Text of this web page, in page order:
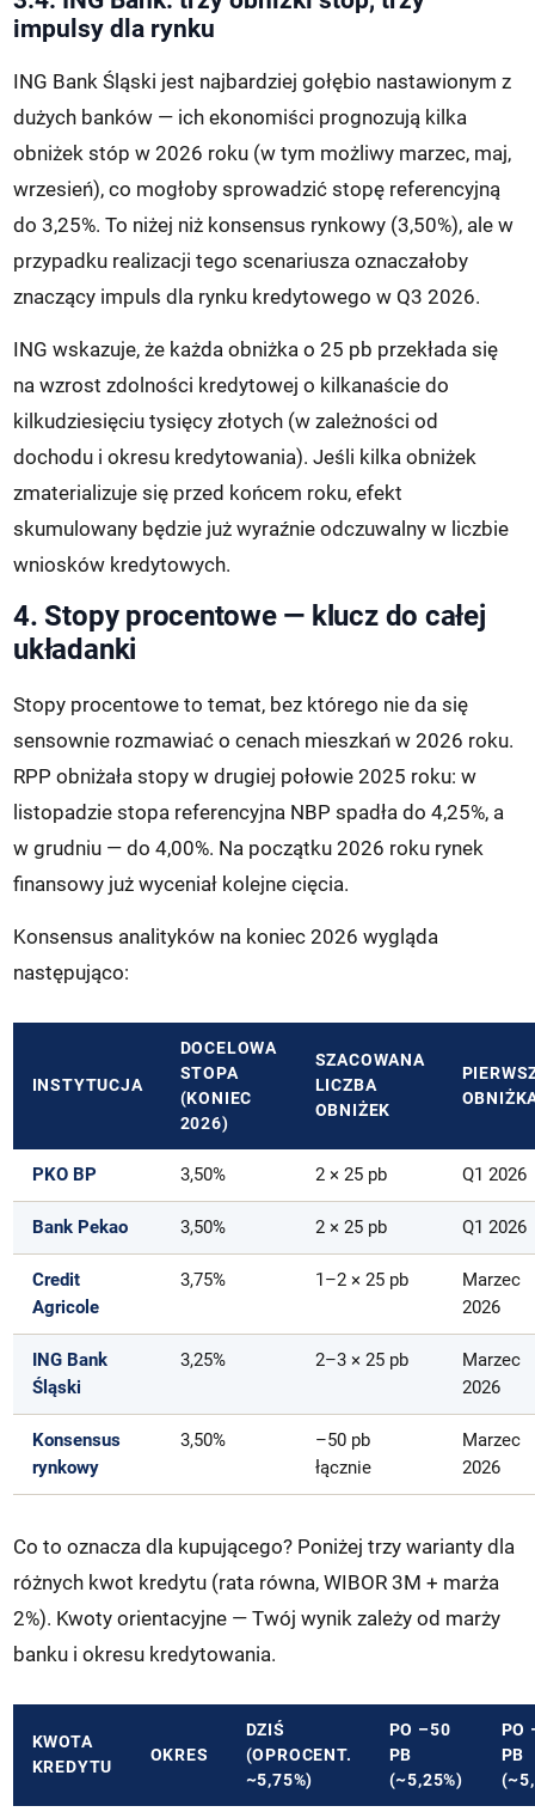
impulsy dla rynku
ING Bank Śląski jest najbardziej gołębio nastawionym z
dużych banków — ich ekonomiści prognozują kilka
obniżek stóp w 2026 roku (w tym możliwy marzec, maj,
wrzesień), co mogłoby sprowadzić stopę referencyjną
do 3,25%. To niżej niż konsensus rynkowy (3,50%), ale w
przypadku realizacji tego scenariusza oznaczałoby
znaczący impuls dla rynku kredytowego w Q3 2026.
ING wskazuje, że każda obniżka o 25 pb przekłada się
na wzrost zdolności kredytowej o kilkanaście do
kilkudziesięciu tysięcy złotych (w zależności od
dochodu i okresu kredytowania). Jeśli kilka obniżek
zmaterializuje się przed końcem roku, efekt
skumulowany będzie już wyraźnie odczuwalny w liczbie
wniosków kredytowych.
4. Stopy procentowe — klucz do całej
układanki
Stopy procentowe to temat, bez którego nie da się
sensownie rozmawiać o cenach mieszkań w 2026 roku.
RPP obniżała stopy w drugiej połowie 2025 roku: w
listopadzie stopa referencyjna NBP spadła do 4,25%, a
w grudniu — do 4,00%. Na początku 2026 roku rynek
finansowy już wyceniał kolejne cięcia.
Konsensus analityków na koniec 2026 wygląda
następująco:
INSTYTUCJA
DOCELOWA
STOPA
(KONIEC
2026)
SZACOWANA
LICZBA
OBNIŻEK
PKO BP 3,50% 2 × 25 pb Q1 2026
Bank Pekao 3,50% 2 × 25 pb Q1 2026
Credit
Agricole
3,75% 1–2 × 25 pb
Marzec
2026
ING Bank
Śląski
3,25% 2–3 × 25 pb
Marzec
2026
Konsensus
rynkowy
3,50%
–50 pb
łącznie
Marzec
2026
Co to oznacza dla kupującego? Poniżej trzy warianty dla
różnych kwot kredytu (rata równa, WIBOR 3M + marża
2%). Kwoty orientacyjne — Twój wynik zależy od marży
banku i okresu kredytowania.
KWOTA
KREDYTU
OKRES
DZIŚ
(OPROCENT.
~5,75%)
PO –50
PB
(~5,25%)
PO
PB